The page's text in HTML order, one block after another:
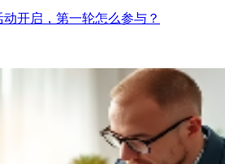
开启，第一轮怎么参与？